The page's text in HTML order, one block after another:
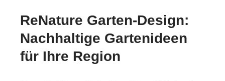
ReNature Garten-Design:
Nachhaltige Gartenideen
für Ihre Region